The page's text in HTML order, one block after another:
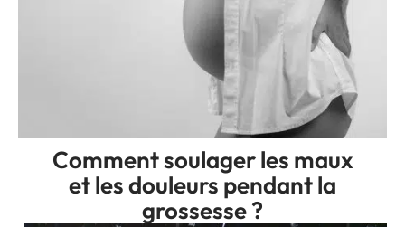
Comment soulager les maux
et les douleurs pendant la
grossesse ?